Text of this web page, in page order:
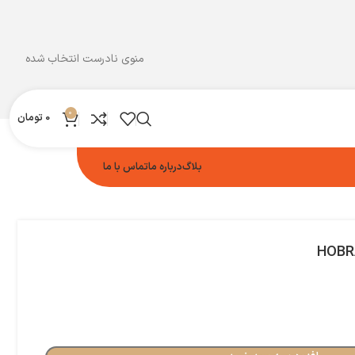
منوی نادرست انتخاب شده
0
0 تومان
بلاگدرباره ماتماس با ما